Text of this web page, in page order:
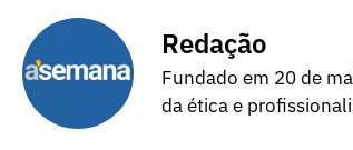
Redação
Fundado em 20 de
da ética e